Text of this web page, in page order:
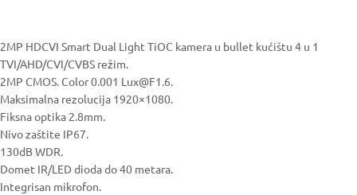
2MP HDCVI Smart Dual Light TiOC kamera u bullet kućištu 4 u 1
TVI/AHD/CVI/CVBS režim.
2MP CMOS. Color 0.001 Lux@F1.6.
Maksimalna rezolucija 1920×1080.
Fiksna optika 2.8mm.
Nivo zaštite IP67.
130dB WDR.
Domet IR/LED dioda do 40 metara.
Integrisan mikrofon.